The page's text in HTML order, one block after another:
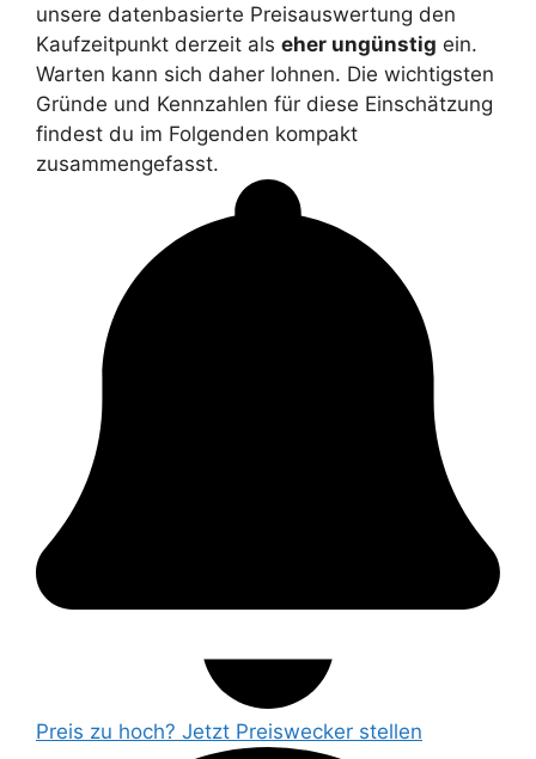
unsere datenbasierte Preisauswertung den
Kaufzeitpunkt derzeit als eher ungünstig ein.
Warten kann sich daher lohnen. Die wichtigsten
Gründe und Kennzahlen für diese Einschätzung
findest du im Folgenden kompakt
zusammengefasst.
Preis zu hoch? Jetzt Preiswecker stellen